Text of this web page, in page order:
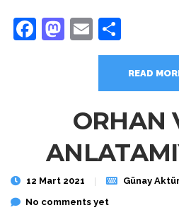
Facebook
Mastodon
Email
READ
ORHAN
12 Mart 2021
Günay
No comments yet